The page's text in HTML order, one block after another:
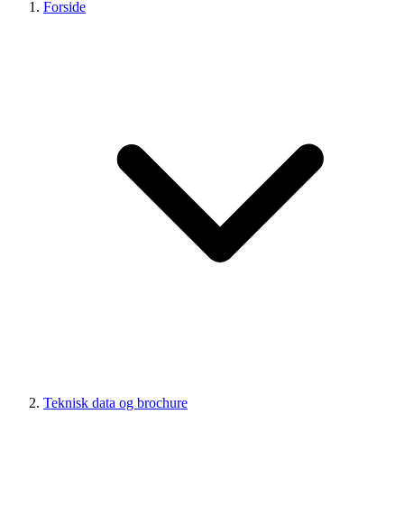
Forside
Teknisk data og brochure